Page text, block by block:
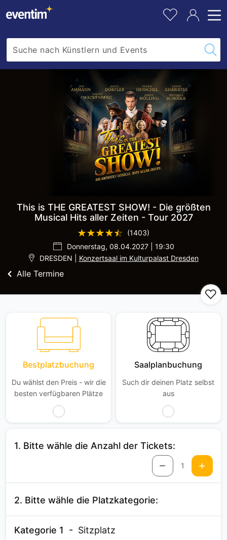
THE
GREATEST
SHOW!
-
Tour
2027
This is THE GREATEST SHOW! - Die größten
Musical Hits aller Zeiten - Tour 2027
(1403)
Donnerstag, 08.04.2027 | 19:30
DRESDEN | Konzertsaal im Kulturpalast Dresden
Alle Termine
Bestplatzbuchung
Du wählst den Preis - wir die
besten verfügbaren Plätze
Saalplanbuchung
Such dir deinen Platz selbst
aus
barrierefrei.
1. Bitte wähle die Anzahl der Tickets:
1
2. Bitte wähle die Platzkategorie:
Kategorie 1 Sitzplatz
r
e
k
o
r
b
l
e
g
e